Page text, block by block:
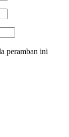
peramban ini